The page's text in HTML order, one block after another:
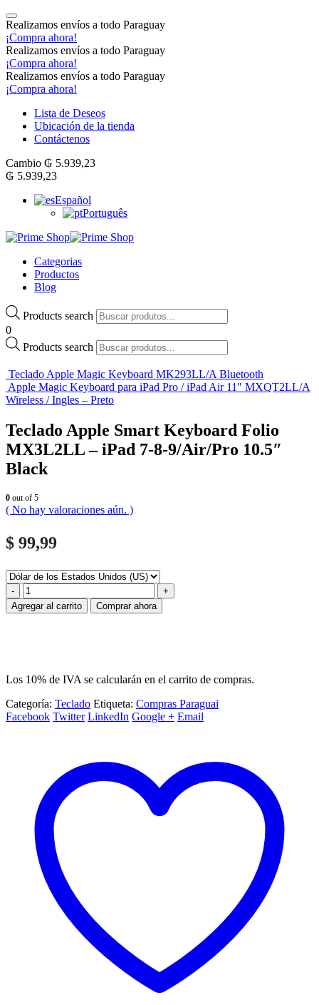
Realizamos envíos a todo Paraguay
¡Compra ahora!
Realizamos envíos a todo Paraguay
¡Compra ahora!
Realizamos envíos a todo Paraguay
¡Compra ahora!
Lista de Deseos
Ubicación de la tienda
Contáctenos
Cambio ₲ 5.939,23
₲ 5.939,23
Español
Português
Categorias
Productos
Blog
Products search
0
Products search
Teclado Apple Magic Keyboard MK293LL/A Bluetooth
Apple Magic Keyboard para iPad Pro / iPad Air 11″ MXQT2LL/A
Wireless / Ingles – Preto
Teclado Apple Smart Keyboard Folio
MX3L2LL – iPad 7-8-9/Air/Pro 10.5″
Black
0 out of 5
( No hay valoraciones aún. )
$ 99,99
-
+
Agregar al carrito
Comprar ahora
Los 10% de IVA se calcularán en el carrito de compras.
Categoría: Teclado Etiqueta: Compras Paraguai
Facebook Twitter LinkedIn Google + Email